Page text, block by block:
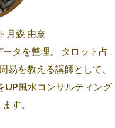
月森 由奈
タを整理。 タロット占
易を教える講師として、
UP風水コンサルティング
す。